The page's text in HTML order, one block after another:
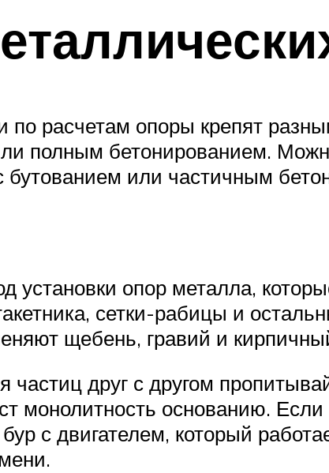
по расчетам опоры крепят
полным бетонированием.
бутованием или частичным
установки опор металла,
сетки-рабицы и
щебень, гравий и
частиц друг с другом
монолитность основанию.
с двигателем, который